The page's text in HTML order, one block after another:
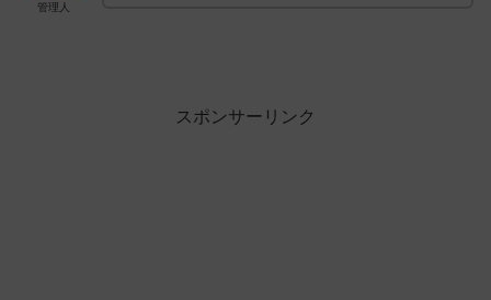
管理人
スポンサーリンク